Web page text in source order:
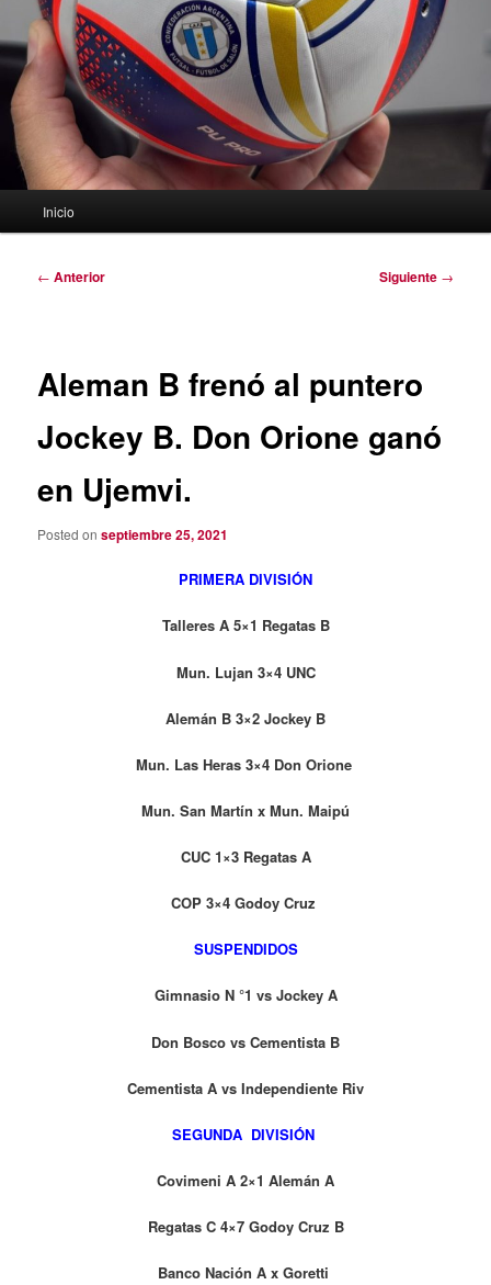
Inicio
Navegación
← Anterior Siguiente →
Aleman B frenó al puntero
Jockey B. Don Orione ganó
en Ujemvi.
Posted onseptiembre 25, 2021
PRIMERA DIVISIÓN
Talleres A 5×1 Regatas B
Mun. Lujan 3×4 UNC
Alemán B 3×2 Jockey B
Mun. Las Heras 3×4 Don Orione
Mun. San Martín x Mun. Maipú
CUC 1×3 Regatas A
COP 3×4 Godoy Cruz
SUSPENDIDOS
Gimnasio N °1 vs Jockey A
Don Bosco vs Cementista B
Cementista A vs Independiente Riv
SEGUNDA DIVISIÓN
Covimeni A 2×1 Alemán A
Regatas C 4×7 Godoy Cruz B
Banco Nación A x Goretti